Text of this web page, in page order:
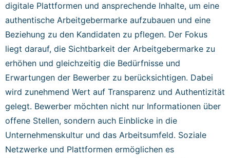
digitale Plattformen und ansprechende Inhalte, um eine
authentische Arbeitgebermarke aufzubauen und eine
Beziehung zu den Kandidaten zu pflegen. Der Fokus
liegt darauf, die Sichtbarkeit der Arbeitgebermarke zu
erhöhen und gleichzeitig die Bedürfnisse und
Erwartungen der Bewerber zu berücksichtigen. Dabei
wird zunehmend Wert auf Transparenz und Authentizität
gelegt. Bewerber möchten nicht nur Informationen über
offene Stellen, sondern auch Einblicke in die
Unternehmenskultur und das Arbeitsumfeld. Soziale
Netzwerke und Plattformen ermöglichen es